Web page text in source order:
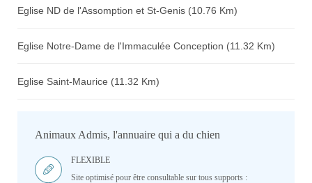
Eglise ND de l'Assomption et St-Genis (10.76 Km)
Eglise Notre-Dame de l'Immaculée Conception (11.32 Km)
Eglise Saint-Maurice (11.32 Km)
Animaux Admis, l'annuaire qui a du chien
FLEXIBLE
Site optimisé pour être consultable sur tous supports :